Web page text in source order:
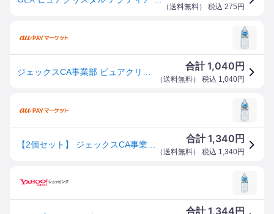
（送料無料） 税込 275 円
合計1,040 円
（送料無料） 税込 1,040円
合計1,340 円
（送料無料） 税込 1,340円
合計1,344 円